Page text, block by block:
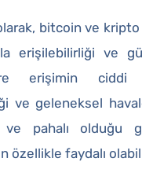
bitcoin ve
erişilebilirliği ve
erişimin ciddi
ve geleneksel
ve pahalı olduğu
özellikle faydalı